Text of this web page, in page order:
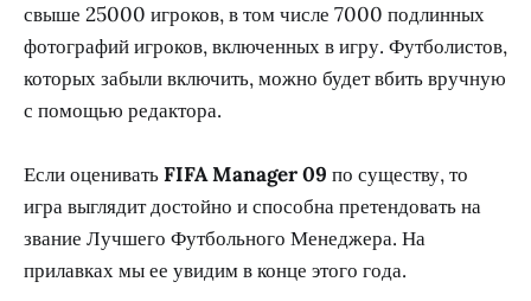
свыше 25000 игроков, в том числе 7000 подлинных
фотографий игроков, включенных в игру. Футболистов,
которых забыли включить, можно будет вбить вручную
с помощью редактора.
Если оцениватьFIFA Manager 09 по существу, то
игра выглядит достойно и способна претендовать на
звание Лучшего Футбольного Менеджера. На
прилавках мы ее увидим в конце этого года.